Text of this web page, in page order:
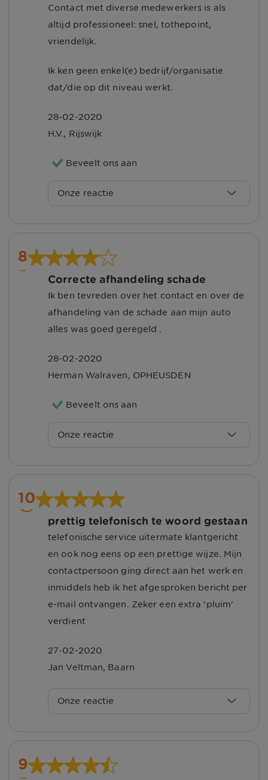
dat dit ook door u zo ervaren wordt.
Met vriendelijk groet,
Nienke
Contact met diverse medewerkers is als
altijd professioneel: snel, tothepoint,
vriendelijk.
Ik ken geen enkel(e) bedrijf/organisatie
dat/die op dit niveau werkt.
28-02-2020
H.V., Rijswijk
Beveelt ons aan
Onze reactie
Hartelijk dank voor de mooie
beoordeling! Goed om te lezen dat u
tevreden bent over de service.
Met vriendelijke groet, Nina
8
Correcte afhandeling schade
Ik ben tevreden over het contact en over de
afhandeling van de schade aan mijn auto
alles was goed geregeld .
28-02-2020
Herman Walraven, OPHEUSDEN
Beveelt ons aan
Onze reactie
Fijn dat alles met betrekking tot de
schadeafhandeling naar wens is
verlopen. Wij willen u hartelijk danken
voor het plaatsen van uw beoordeling
en het geven van een mooi cijfer!
Met vriendelijke groet, Sharon
10
prettig telefonisch te woord gestaan
telefonische service uitermate klantgericht
en ook nog eens op een prettige wijze. Mijn
contactpersoon ging direct aan het werk en
inmiddels heb ik het afgesproken bericht per
e-mail ontvangen. Zeker een extra 'pluim'
verdient
27-02-2020
Jan Veltman, Baarn
Onze reactie
Bedankt voor de mooie woorden, fijn
dat u zo tevreden bent.
9